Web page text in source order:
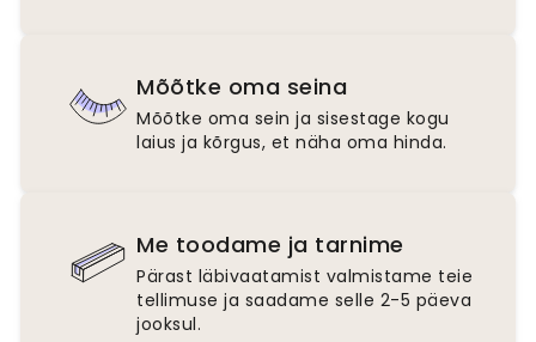
Mõõtke oma seina
Mõõtke oma sein ja sisestage kogu
laius ja kõrgus, et näha oma hinda.
Me toodame ja tarnime
Pärast läbivaatamist valmistame teie
tellimuse ja saadame selle 2-5 päeva
jooksul.